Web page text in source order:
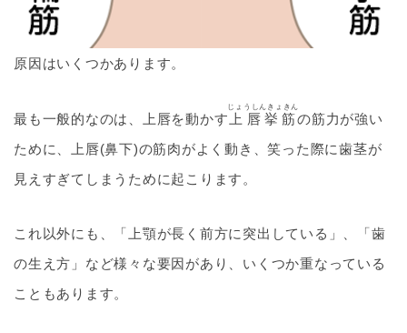
原因はいくつかあります。
最も一般的なのは、上唇を動かす 上唇挙筋
じょうしんきょきん
の筋力が強い
ために、上唇(鼻下)の筋肉がよく動き、笑った際に歯茎が
見えすぎてしまうために起こります。
これ以外にも、「上顎が長く前方に突出している」、「歯
の生え方」など様々な要因があり、いくつか重なっている
こともあります。